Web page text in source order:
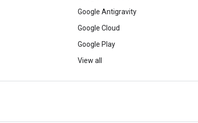
Google Antigravity
Google Cloud
Google Play
View all